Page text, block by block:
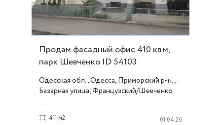
Продам фасадный офис 410 кв.м,
парк Шевченко ID 54103
Одесская обл., Одесса, Приморский р-н.,
Базарная улица, Французский/Шевченко
411 м2 01.04.26